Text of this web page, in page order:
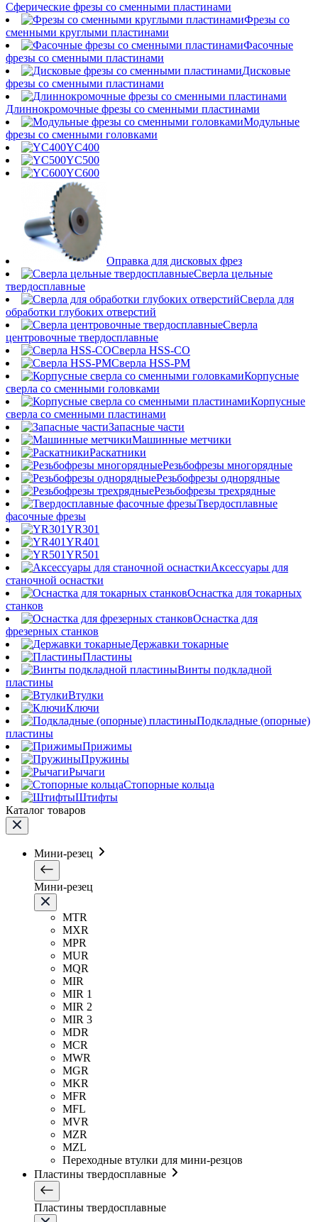
Сферические фрезы со сменными пластинами
Фрезы со
сменными круглыми пластинами
Фасочные
фрезы со сменными пластинами
Дисковые
фрезы со сменными пластинами
Длиннокромочные фрезы со сменными пластинами
Модульные
фрезы со сменными головками
YC400
YC500
YC600
Оправка для дисковых фрез
Сверла цельные
твердосплавные
Сверла для
обработки глубоких отверстий
Сверла
центровочные твердосплавные
Сверла HSS-CO
Сверла HSS-PM
Корпусные
сверла со сменными головками
Корпусные
сверла со сменными пластинами
Запасные части
Машинные метчики
Раскатники
Резьбофрезы многорядные
Резьбофрезы однорядные
Резьбофрезы трехрядные
Твердосплавные
фасочные фрезы
YR301
YR401
YR501
Аксессуары для
станочной оснастки
Оснастка для токарных
станков
Оснастка для
фрезерных станков
Державки токарные
Пластины
Винты подкладной
пластины
Втулки
Ключи
Подкладные (опорные)
пластины
Прижимы
Пружины
Рычаги
Стопорные кольца
Штифты
Каталог товаров
Мини-резец
Мини-резец
MTR
MXR
MPR
MUR
MQR
MIR
MIR 1
MIR 2
MIR 3
MDR
MCR
MWR
MGR
MKR
MFR
MFL
MVR
MZR
MZL
Переходные втулки для мини-резцов
Пластины твердосплавные
Пластины твердосплавные